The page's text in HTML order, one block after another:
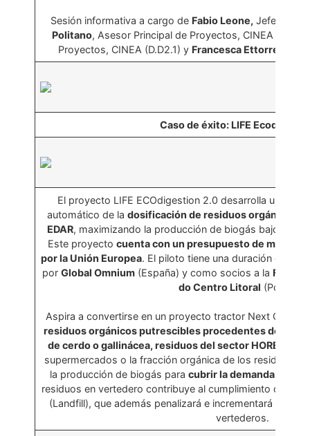
Sesión informativa a cargo de Fabio Leone, Jefe de
Politano, Asesor Principal de Proyectos, CINEA
Proyectos, CINEA (D.D2.1) y Francesca Ettorre
Caso de éxito: LIFE
El proyecto LIFE ECOdigestion 2.0 desarrolla una
automático de la dosificación de residuos orgánicos
EDAR, maximizando la producción de biogás bajo
Este proyecto cuenta con un presupuesto de más de
por la Unión Europea. El piloto tiene una duración de
por Global Omnium(España) y como socios a la
do Centro Litoral
Aspira a convertirse en un proyecto tractor Next
residuos orgánicos putrescibles procedentes de
de cerdo o gallinácea, residuos del sector HORECA
supermercados o la fracción orgánica de los residuos
la producción de biogás para cubrir la demanda
residuos en vertedero contribuye al cumplimiento de la
(Landfill), que además penalizará e incrementará el
vertederos.